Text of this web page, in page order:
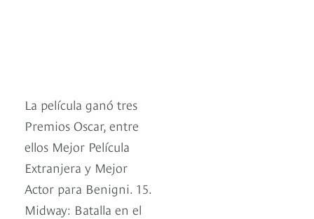
La película ganó tres
Premios Oscar, entre
ellos Mejor Película
Extranjera y Mejor
Actor para Benigni. 15.
Midway: Batalla en el